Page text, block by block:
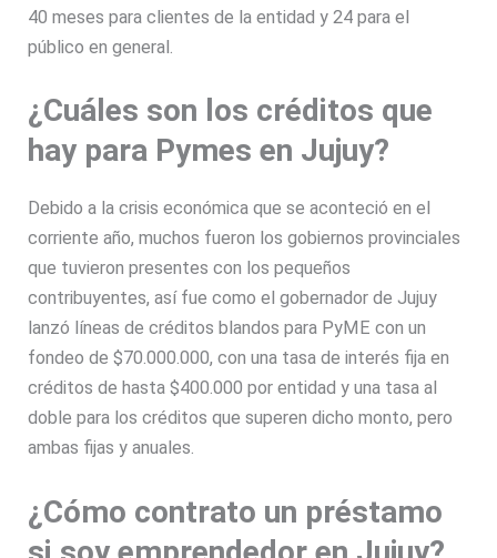
40 meses para clientes de la entidad y 24 para el
público en general.
¿Cuáles son los créditos que
hay para Pymes en Jujuy?
Debido a la crisis económica que se aconteció en el
corriente año, muchos fueron los gobiernos provinciales
que tuvieron presentes con los pequeños
contribuyentes, así fue como el gobernador de Jujuy
lanzó líneas de créditos blandos para PyME con un
fondeo de $70.000.000, con una tasa de interés fija en
créditos de hasta $400.000 por entidad y una tasa al
doble para los créditos que superen dicho monto, pero
ambas fijas y anuales.
¿Cómo contrato un préstamo